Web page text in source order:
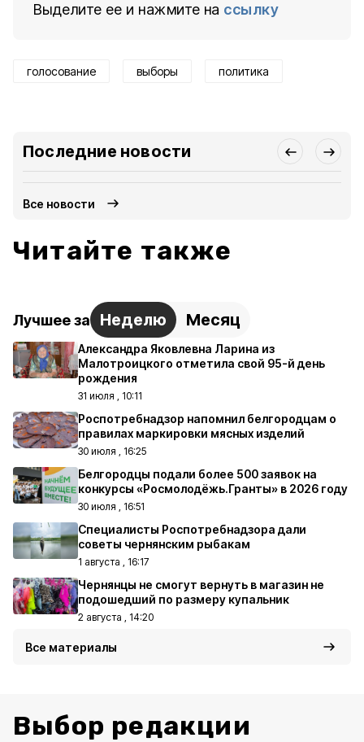
Выделите ее и нажмите на ссылку
голосование выборы политика
Последние новости
Все новости
Читайте также
Лучшее за Неделю Месяц
Александра Яковлевна Ларина из
Малотроицкого отметила свой 95-й день
рождения
31 июля , 10:11
Роспотребнадзор напомнил белгородцам о
правилах маркировки мясных изделий
30 июля , 16:25
Белгородцы подали более 500 заявок на
конкурсы «Росмолодёжь.Гранты» в 2026 году
30 июля , 16:51
Специалисты Роспотребнадзора дали
советы чернянским рыбакам
1 августа , 16:17
Чернянцы не смогут вернуть в магазин не
подошедший по размеру купальник
2 августа , 14:20
Все материалы
Выбор редакции